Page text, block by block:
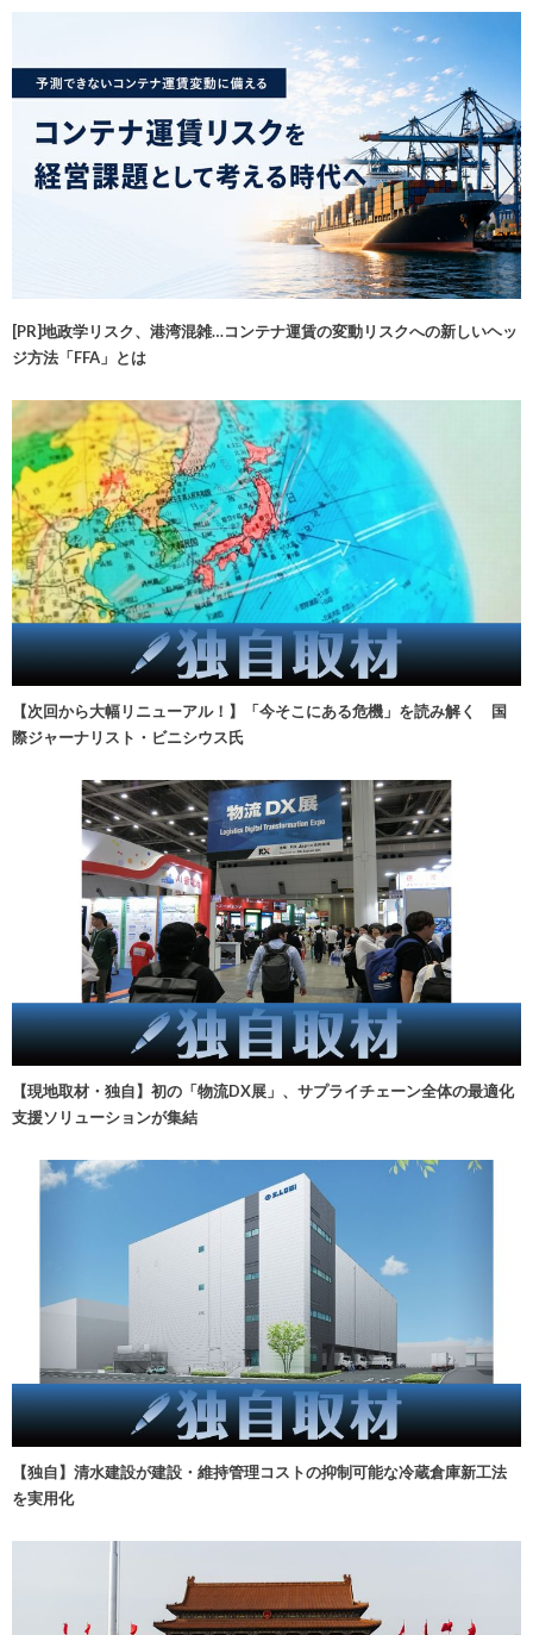
[PR]地政学リスク、港湾混雑…コンテナ運賃の変動リスクへの新しいヘッ
ジ方法「FFA」とは
【次回から大幅リニューアル！】「今そこにある危機」を読み解く 国
際ジャーナリスト・ビニシウス氏
【現地取材・独自】初の「物流DX展」、サプライチェーン全体の最適化
支援ソリューションが集結
【独自】清水建設が建設・維持管理コストの抑制可能な冷蔵倉庫新工法
を実用化